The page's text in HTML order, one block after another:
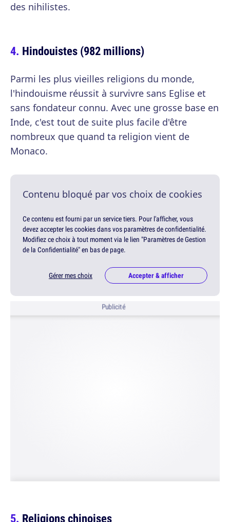
des nihilistes.
Hindouistes (982 millions)
Parmi les plus vieilles religions du monde,
l'hindouisme réussit à survivre sans Eglise et
sans fondateur connu. Avec une grosse base en
Inde, c'est tout de suite plus facile d'être
nombreux que quand ta religion vient de
Monaco.
Contenu bloqué par vos choix de cookies
Ce contenu est fourni par un service tiers. Pour l'afficher, vous
devez accepter les cookies dans vos paramètres de confidentialité.
Modifiez ce choix à tout moment via le lien "Paramètres de Gestion
de la Confidentialité" en bas de page.
Gérer mes choix Accepter & afficher
Publicité
Religions chinoises